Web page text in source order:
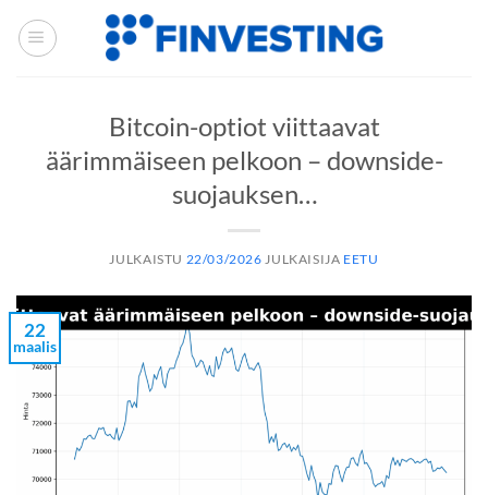
Siirry
sisältöön
Bitcoin-optiot viittaavat
äärimmäiseen pelkoon – downside-
suojauksen…
JULKAISTU 22/03/2026 JULKAISIJA EETU
22
maalis